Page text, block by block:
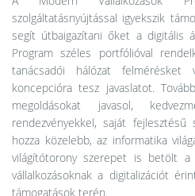
szolgáltatásnyújtással igyekszik
segít útbaigazítani őket a digitális
Program széles portfólióval
tanácsadói hálózat
koncepcióra tesz javaslatot.
megoldásokat javasol,
rendezvényekkel, saját fejlesztésű
hozza közelebb, az informatika
világítótorony szerepet is betölt a
vállalkozásoknak a digitalizációt
támogatások terén.